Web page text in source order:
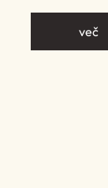
več